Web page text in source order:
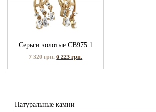
Серьги золотые СВ975.1
7 320грн. 6 223грн.
Натуральные камни